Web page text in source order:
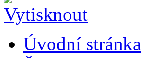
Úvodní stránka